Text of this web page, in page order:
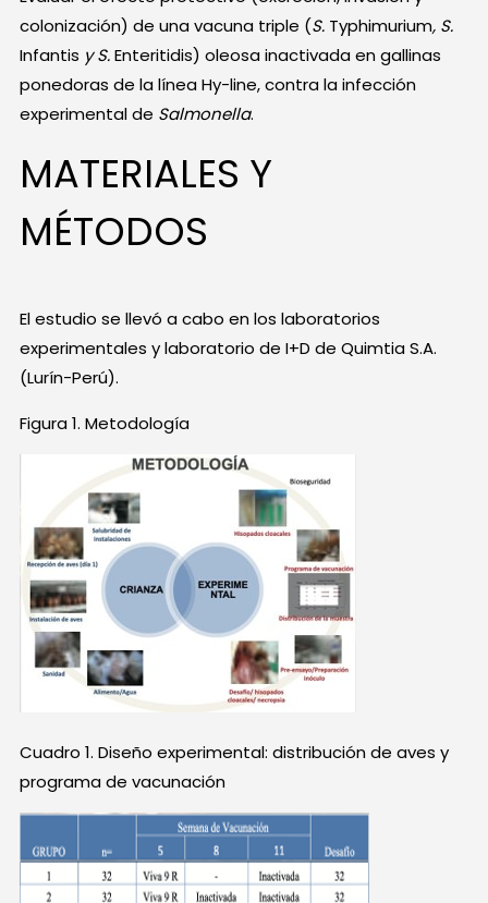
colonización) de una vacuna triple (S. Typhimurium, S.
Infantis y S.Enteritidis) oleosa inactivada en gallinas
ponedoras de la línea Hy-line, contra la infección
experimental de Salmonella.
MATERIALES Y
MÉTODOS
El estudio se llevó a cabo en los laboratorios
experimentales y laboratorio de I+D de Quimtia S.A.
(Lurín-Perú).
Figura 1. Metodología
Cuadro 1. Diseño experimental: distribución de aves y
programa de vacunación